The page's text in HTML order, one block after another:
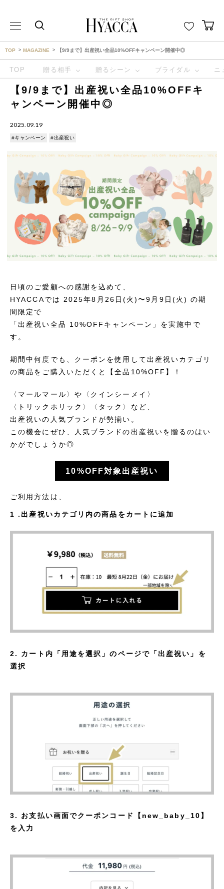
TOP MAGAZINE 【9/9まで】出産祝い全品10%OFFキャンペーン開催中◎
TOP 贈る相手 贈るシーン ブライダル ニ
【9/9まで】出産祝い全品10%OFFキ
ャンペーン開催中◎
2025.09.19
#キャンペーン #出産祝い
日頃のご愛顧への感謝を込めて、
HYACCAでは 2025年8月26日(火)〜9月9日(火) の期
間限定で
「出産祝い全品 10%OFFキャンペーン」を実施中で
す。
期間中何度でも、クーポンを使用して出産祝いカテゴリ
の商品をご購入いただくと【全品10%OFF】！
〈マールマール〉や〈クインシーメイ〉
〈トリックホリック〉〈タック〉など、
出産祝いの人気ブランドが勢揃い。
この機会にぜひ、人気ブランドの出産祝いを贈るのはい
かがでしょうか◎
10%OFF対象出産祝い
ご利用方法は、
1 .出産祝いカテゴリ内の商品をカートに追加
2. カート内「用途を選択」のページで「出産祝い」を
選択
3. お支払い画面でクーポンコード【new_baby_10】
を入力